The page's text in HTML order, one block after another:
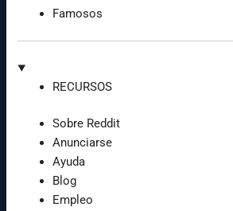
Famosos
RECURSOS
Sobre Reddit
Anunciarse
Ayuda
Blog
Empleo